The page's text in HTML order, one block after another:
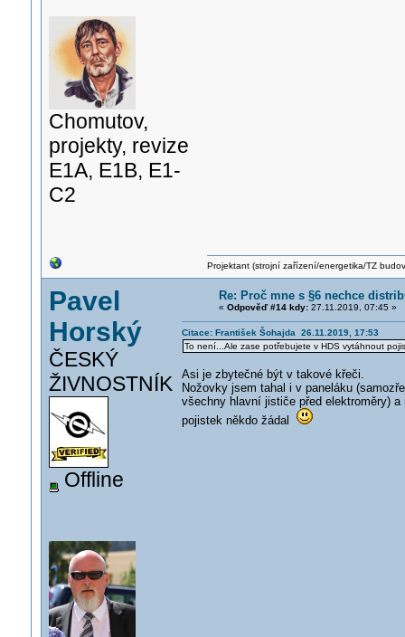
Chomutov,
projekty, revize
E1A, E1B, E1-
C2
Projektant (strojní zařízení/energetika/TZ
Pavel
Horský
ČESKÝ
ŽIVNOSTNÍK
Offline
Re: Proč mne s §6 nechce
« Odpověď #14 kdy:27.11.2019, 07:45 »
Citace: František Šohajda 26.11.2019, 17:53
To není...Ale zase potřebujete v HDS vytáhnout
Asi je zbytečné být v takové křeči.
Nožovky jsem tahal i v paneláku
všechny hlavní jističe před elektroměry)
pojistek někdo žádal